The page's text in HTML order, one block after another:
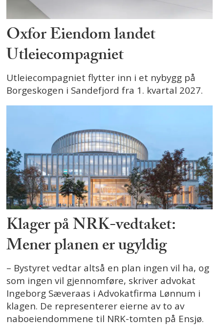
Oxfor Eiendom landet
Utleiecompagniet
Utleiecompagniet flytter inn i et nybygg på
Borgeskogen i Sandefjord fra 1. kvartal 2027.
Klager på NRK-vedtaket:
Mener planen er ugyldig
– Bystyret vedtar altså en plan ingen vil ha, og
som ingen vil gjennomføre, skriver advokat
Ingeborg Sæveraas i Advokatfirma Lønnum i
klagen. De representerer eierne av to av
naboeiendommene til NRK-tomten på Ensjø.